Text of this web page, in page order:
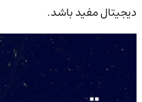
دیجیتال مفید باشد.